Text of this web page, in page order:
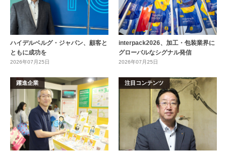
ハイデルベルグ・ジャパン、顧客と
ともに成功を
2026年07月25日
interpack2026、加工・包装業界に
グローバルなシグナル発信
2026年07月25日
躍進企業 注目コンテンツ